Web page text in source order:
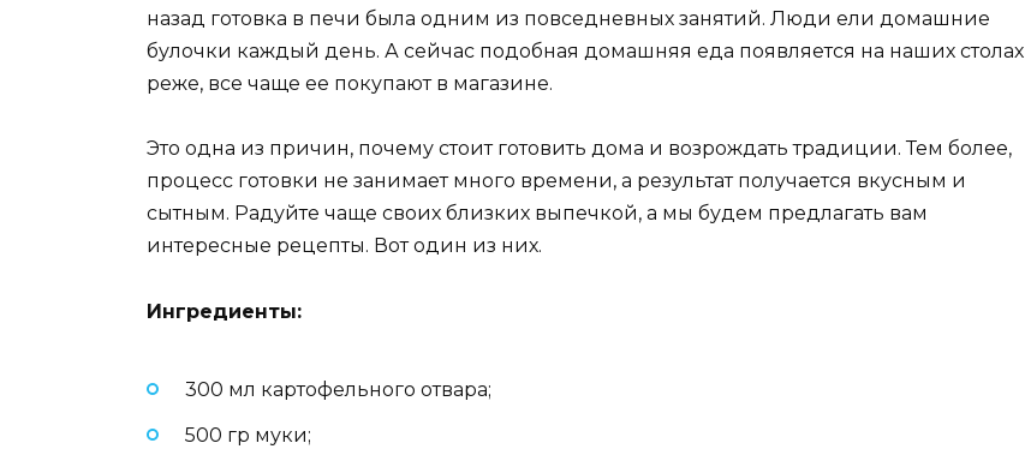
назад готовка в печи была одним из повседневных занятий. Люди ели домашние
булочки каждый день. А сейчас подобная домашняя еда появляется на наших столах
реже, все чаще ее покупают в магазине.
Это одна из причин, почему стоит готовить дома и возрождать традиции. Тем более,
процесс готовки не занимает много времени, а результат получается вкусным и
сытным. Радуйте чаще своих близких выпечкой, а мы будем предлагать вам
интересные рецепты. Вот один из них.
Ингредиенты:
300 мл картофельного отвара;
500 гр муки;